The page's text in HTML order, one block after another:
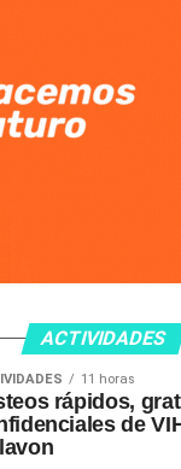
ACTIVIDADES
11 horas
rápidos,
de